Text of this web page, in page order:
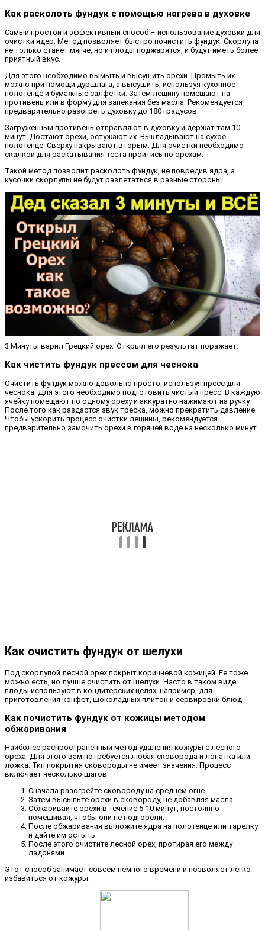
Как расколоть фундук с помощью нагрева в духовке
Самый простой и эффективный способ – использование духовки для
очистки ядер. Метод позволяет быстро почистить фундук. Скорлупа
не только станет мягче, но и плоды поджарятся, и будут иметь более
приятный вкус.
Для этого необходимо вымыть и высушить орехи. Промыть их
можно при помощи дуршлага, а высушить, используя кухонное
полотенце и бумажные салфетки. Затем лещину помещают на
противень или в форму для запекания без масла. Рекомендуется
предварительно разогреть духовку до 180 градусов.
Загруженный противень отправляют в духовку и держат там 10
минут. Достают орехи, остужают их. Выкладывают на сухое
полотенце. Сверху накрывают вторым. Для очистки необходимо
скалкой для раскатывания теста пройтись по орехам.
Такой метод позволит расколоть фундук, не повредив ядра, а
кусочки скорлупы не будут разлетаться в разные стороны.
3 Минуты варил Грецкий орех. Открыл его результат поражает.
Как чистить фундук прессом для чеснока
Очистить фундук можно довольно просто, используя пресс для
чеснока. Для этого необходимо подготовить чистый пресс. В каждую
ячейку помещают по одному ореху и аккуратно нажимают на ручку.
После того как раздастся звук треска, можно прекратить давление.
Чтобы ускорить процесс очистки лещины, рекомендуется
предварительно замочить орехи в горячей воде на несколько минут.
Как очистить фундук от шелухи
Под скорлупой лесной орех покрыт коричневой кожицей. Ее тоже
можно есть, но лучше очистить от шелухи. Часто в таком виде
плоды используют в кондитерских целях, например, для
приготовления конфет, шоколадных плиток и сервировки блюд.
Как почистить фундук от кожицы методом
обжаривания
Наиболее распространенный метод удаления кожуры с лесного
ореха. Для этого вам потребуется любая сковорода и лопатка или
ложка. Тип покрытия сковороды не имеет значения. Процесс
включает несколько шагов:
Сначала разогрейте сковороду на среднем огне.
Затем высыпьте орехи в сковороду, не добавляя масла.
Обжаривайте орехи в течение 5-10 минут, постоянно
помешивая, чтобы они не подгорели.
После обжаривания выложите ядра на полотенце или тарелку
и дайте им остыть.
После этого очистите лесной орех, протирая его между
ладонями.
Этот способ занимает совсем немного времени и позволяет легко
избавиться от кожуры.